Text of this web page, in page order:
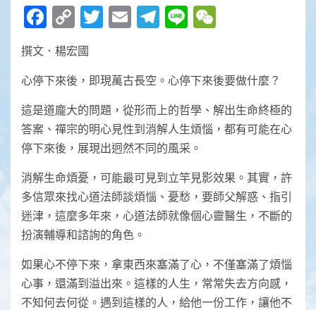
Facebook
Copy
Link
Twitter
EmailTelegram
Line
撰文．楊宏國
心停下來後，即現萬古長空。心停下來後要做什麼？
這是道龐大的問題，從形而上的哲學、解出生命終極的
答案、禪宗的明心見性到消解人生煩惱，都有可能在心
停下來後，展現出迥然不同的風采。
消解生命煩憂，可能最可見到立竿見影效果。其實，許
多信眾來找心道法師談煩惱、憂愁，要師父解惑、指引
迷津，這麼多年來，心道法師就像個心靈醫生，不斷的
扮演輔導和諮詢的角色。
如果心不停下來，拿東西來塞滿了心，不僅塞滿了煩惱
心事，還滿到溢出來。這樣的人生，常常失去方向感，
不知何去何從。遇到這樣的人，給他一份工作，讓他不